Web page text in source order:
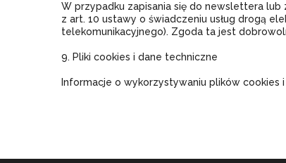
W przypadku zapisania się do newslettera
z art. 10 ustawy o świadczeniu usług drogą
telekomunikacyjnego). Zgoda ta jest
9. Pliki cookies i dane techniczne
Informacje o wykorzystywaniu plików